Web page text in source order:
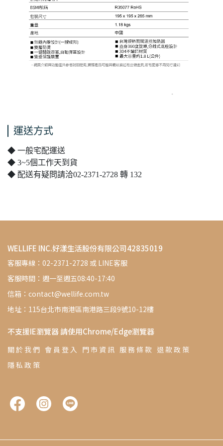
運送方式
◆ 一般宅配運送
◆ 3~5個工作天到貨
◆ 配送有疑問請洽02-2371-2728 轉 132
WELLIFE INC.好漾生活股份有限公司42835019
客服專線：02-2371-2728 或 LINE客服
客服時間：週一至週五08:40-17:40
信箱：contact@wellife.com.tw
地址：115台北市南港區南港路三段9號10-12樓
不支援IE瀏覽器 請使用Chrome/Edge瀏覽器
關 於 我 們 會 員 登 入 門 市 資 訊 服 務 條 款 退 款 政 策
隱 私 政 策